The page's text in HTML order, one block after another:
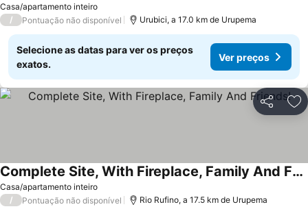
Casa/apartamento inteiro
/ Pontuação não disponível Urubici, a 17.0 km de Urupema
Selecione as datas para ver os preços
exatos.
Ver preços
Partilhar
Casa/apartamento inteiro
Complete Site, With Fireplace, Family And Friends!
/ Pontuação não disponível Rio Rufino, a 17.5 km de Urupema